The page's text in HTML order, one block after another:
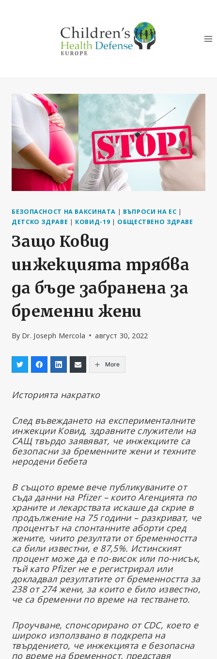
БЕЗОПАСНОСТ НА ВАКСИНАТА | ВЪПРОСИ НА ЕС |
ДЕТСКО ЗДРАВЕ | КОВИД-19 | ОБЩЕСТВЕНО ЗДРАВЕ
Защо Ковид
инжекцията трябва
да бъде забранена за
бременни жени
By Dr. Joseph Mercola август 30, 2022
More
Историята накратко
След въвеждането на експерименталните
инжекции Ковид, здравните служители на
САЩ твърдо заявяват, че инжекциите са
безопасни за бременните жени и техните
неродени бебета
В същото време вече публикуваните от
съда данни на Pfizer – които Агенцията по
храните и лекарствата искаше да скрие в
продължение на 75 години – разкриват, че
процентът на спонтанните аборти сред
жените, чиито резултати от бременността
са били известни, е 87,5%. Истинският
процент може да е по-висок или по-нисък,
тъй като Pfizer не е регистрирал или
докладвал резултатите от бременността за
238 от 274 жени, за които е било известно,
че са бременни по време на тестването.
Проучване, спонсорирано от CDC, което е
широко използвано в подкрепа на
твърдението, че инжекцията е безопасна
по време на бременност, представя